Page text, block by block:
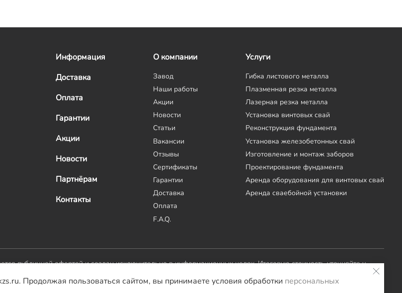
Информация
Доставка
Оплата
Гарантии
Акции
Новости
Партнёрам
Контакты
О компании
Завод
Наши работы
Акции
Новости
Статьи
Вакансии
Отзывы
Сертификаты
Гарантии
Доставка
Оплата
F.A.Q.
Услуги
Гибка листового металла
Плазменная резка металла
Лазерная резка металла
Установка винтовых свай
Реконструкция фундамента
Установка железобетонных свай
Изготовление и монтаж заборов
Проектирование фундамента
Аренда оборудования для винтовых свай
Аренда сваебойной установки
публичной офертой и создан исключительно в информационных целях. Итоговую стоимость уточняйте у
Продолжая пользоваться сайтом, вы принимаете условия обработки персональных